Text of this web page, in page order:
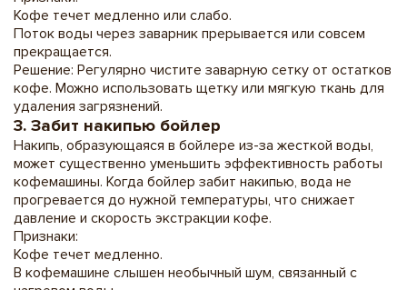
Кофе течет медленно или слабо.
Поток воды через заварник прерывается или совсем
прекращается.
Решение: Регулярно чистите заварную сетку от остатков
кофе. Можно использовать щетку или мягкую ткань для
удаления загрязнений.
3. Забит накипью бойлер
Накипь, образующаяся в бойлере из-за жесткой воды,
может существенно уменьшить эффективность работы
кофемашины. Когда бойлер забит накипью, вода не
прогревается до нужной температуры, что снижает
давление и скорость экстракции кофе.
Признаки:
Кофе течет медленно.
В кофемашине слышен необычный шум, связанный с